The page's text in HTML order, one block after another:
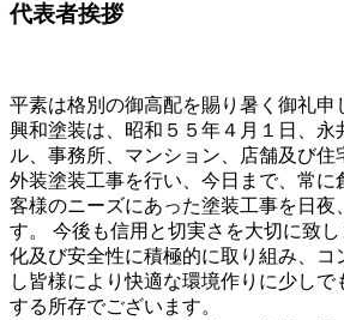
代表者挨拶
平素は格別の御高配を賜り暑く御礼申
興和塗装は、昭和５５年４月１日、永
ル、事務所、マンション、店舗及び住
外装塗装工事を行い、今日まで、常に
客様のニーズにあった塗装工事を日夜
す。 今後も信用と切実さを大切に致
化及び安全性に積極的に取り組み、コ
し皆様により快適な環境作りに少しで
する所存でございます。